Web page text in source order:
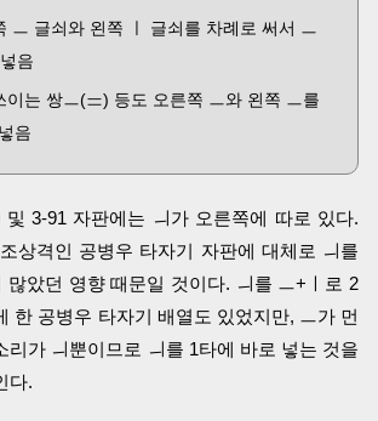
ㅡ 글쇠와 왼쪽 ㅣ 글쇠를 차례로 써서 ㅡ
음
이는 쌍ㅡ(ᆖ) 등도 오른쪽 ㅡ와 왼쪽 ㅡ를
음
3-91 자판에는 ㅢ가 오른쪽에 따로 있다.
상격인 공병우 타자기 자판에 대체로 ㅢ를
많았던 영향 때문일 것이다. ㅢ를 ㅡ+ㅣ로 2
한 공병우 타자기 배열도 있었지만, ㅡ가 먼
리가 ㅢ뿐이므로 ㅢ를 1타에 바로 넣는 것을
다.